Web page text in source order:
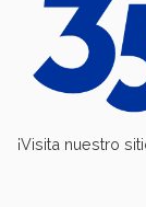
¡Visita nuestro